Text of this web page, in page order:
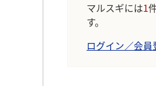
マルスギには1
す。
ログイン／会員